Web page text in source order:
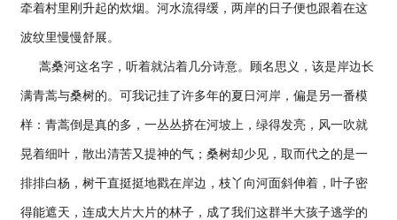
牵着村里刚升起的炊烟。河水流得缓，两岸的日子便也跟着在这
波纹里慢慢舒展。
蒿桑河这名字，听着就沾着几分诗意。顾名思义，该是岸边长
满青蒿与桑树的。可我记挂了许多年的夏日河岸，偏是另一番模
样：青蒿倒是真的多，一丛丛挤在河坡上，绿得发亮，风一吹就
晃着细叶，散出清苦又提神的气；桑树却少见，取而代之的是一
排排白杨，树干直挺挺地戳在岸边，枝丫向河面斜伸着，叶子密
得能遮天，连成大片大片的林子，成了我们这群半大孩子逃学的